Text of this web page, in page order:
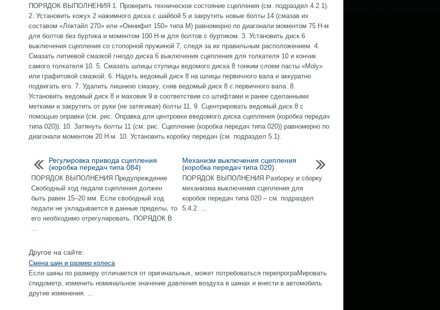
ПОРЯДОК ВЫПОЛНЕНИЯ 1. Проверить техническое состояние сцепления (см. подраздел 4.2.1).
2. Установить кожух 2 нажимного диска с шайбой 5 и закрутить новые болты 14 (смазав их
составом «Локтайл 270» или «Омнифит 150» типа М) равномерно по диагонали моментом 75 Н·м
для болтов без буртика и моментом 100 Н·м для болтов с буртиком. 3. Установить диск 6
выключения сцепления со стопорной пружиной 7, следя за их правильным расположением. 4.
Смазать литиевой смазкой гнездо диска 6 выключения сцепления для толкателя 10 и кончик
самого толкателя 10. 5. Смазать шлицы ступицы ведомого диска 8 тонким слоем пасты «Moly»
или графитовой смазкой. 6. Надеть ведомый диск 8 на шлицы первичного вала и аккуратно
подвигать его. 7. Удалить лишнюю смазку, сняв ведомый диск 8 с первичного вала. 8.
Установить ведомый диск 8 и маховик 9 в соответствии со штифтами и ранее сделанными
метками и закрутить от руки (не затягивая) болты 11. 9. Сцентрировать ведомый диск 8 с
помощью оправки (см. рис. Оправка для центровки введомого диска сцепления (коробка передач
типа 020)). 10. Затянуть болты 11 (см. рис. Сцепление (коробка передач типа 020)) равномерно по
диагонали моментом 20 Н·м. 10. Установить коробку передач (см. подраздел 5.1).
Регулировка привода сцепления
(коробка передач типа 084)
ПОРЯДОК ВЫПОЛНЕНИЯ Предупреждение
Свободный ход педали сцепления должен
быть равен 15–20 мм. Если свободный ход
педали не укладывается в данные пределы, то
его необходимо отрегулировать. ПОРЯДОК В
...
Механизм выключения сцепления
(коробка передач типа 020)
ПОРЯДОК ВЫПОЛНЕНИЯ Разборку и сборку
механизма выключения сцепления для
коробок передач типа 020 – см. подраздел
5.4.2. ...
Другое на сайте:
Смена шин и размер колеса
Если шины по размеру отличаются от оригинальных, может потребоваться перепрограМировать
спидометр, изменить номинальное значение давления воздуха в шинах и внести в автомобиль
другие изменения. ...